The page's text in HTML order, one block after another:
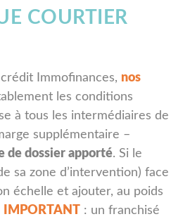
COURTIER
Immofinances, nos
les conditions
à tous les intermédiaires de
supplémentaire –
de dossier apporté. Si le
sa zone d’intervention) face
échelle et ajouter, au poids
IMPORTANT : un franchisé